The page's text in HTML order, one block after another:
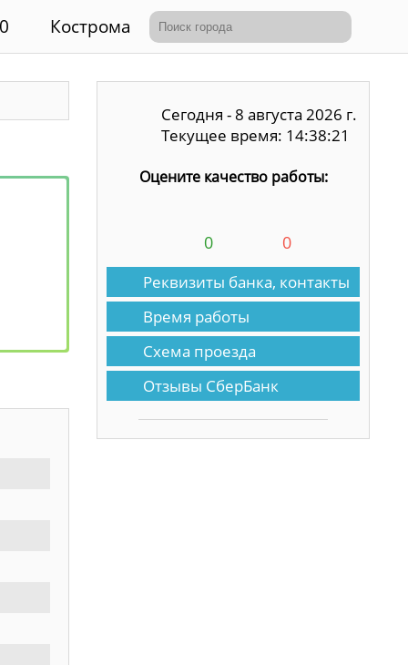
Кострома
Сегодня - 8 августа 2026 г.
Текущее время: 14:38:21
Оцените качество работы:
0 0
Реквизиты банка, контакты
Время работы
Схема проезда
Отзывы СберБанк